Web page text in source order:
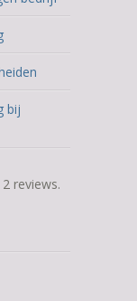
bij
2 reviews.